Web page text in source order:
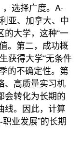
选择广度。A-
亚、加拿大、中
的大学，这种“一
。第二，成功概
获得大学“无条件
的不确定性。第
、高质量实习机
会转化为长期的
线。因此，计算
业发展”的长期